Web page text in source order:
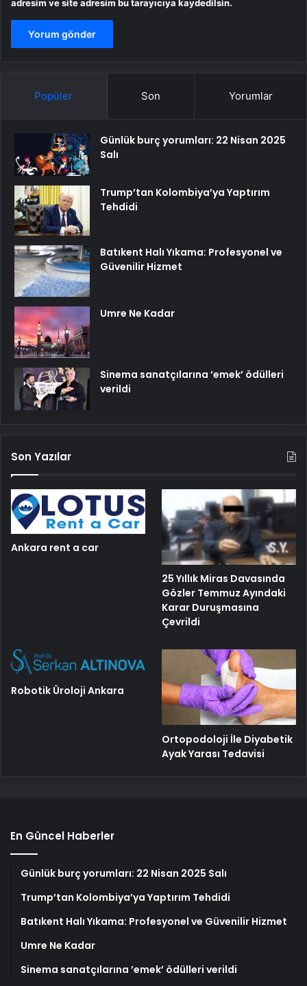
adresim ve site adresim bu tarayıcıya kaydedilsin.
Popüler Son Yorumlar
Günlük burç yorumları: 22 Nisan 2025
Salı
Trump’tan Kolombiya’ya Yaptırım
Tehdidi
Batıkent Halı Yıkama: Profesyonel ve
Güvenilir Hizmet
Umre Ne Kadar
Sinema sanatçılarına ’emek’ ödülleri
verildi
Son Yazılar
Ankara rent a car
25 Yıllık Miras Davasında
Gözler Temmuz Ayındaki
Karar Duruşmasına
Çevrildi
Robotik Üroloji Ankara
Ortopodoloji İle Diyabetik
Ayak Yarası Tedavisi
En Güncel Haberler
Günlük burç yorumları: 22 Nisan 2025 Salı
Trump’tan Kolombiya’ya Yaptırım Tehdidi
Batıkent Halı Yıkama: Profesyonel ve Güvenilir Hizmet
Umre Ne Kadar
Sinema sanatçılarına ’emek’ ödülleri verildi